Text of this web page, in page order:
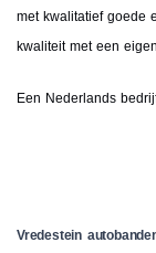
met kwalitatief goede
kwaliteit met een
Een Nederlands
Vredestein